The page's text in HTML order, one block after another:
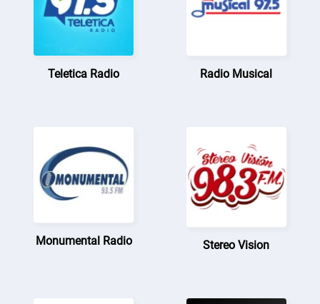
Teletica Radio Radio Musical
Monumental Radio Stereo Vision